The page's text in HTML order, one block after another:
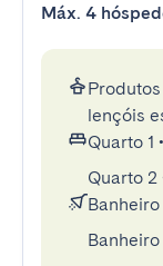
Máx. 4
lençóis
Quarto 1 •
Quarto 2
Banheiro
Banheiro